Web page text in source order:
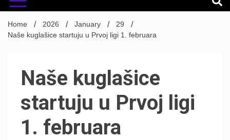
Home 2026 January
29
Naše kuglašice startuju u Prvoj ligi 1. februara
Naše kuglašice
startuju u Prvoj ligi
1. februara